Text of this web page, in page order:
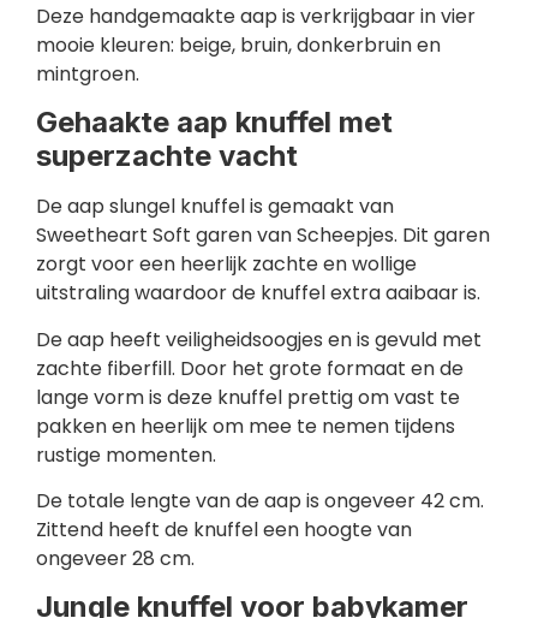
Deze handgemaakte aap is verkrijgbaar in vier
mooie kleuren: beige, bruin, donkerbruin en
mintgroen.
Gehaakte aap knuffel met
superzachte vacht
De aap slungel knuffel is gemaakt van
Sweetheart Soft garen van Scheepjes. Dit garen
zorgt voor een heerlijk zachte en wollige
uitstraling waardoor de knuffel extra aaibaar is.
De aap heeft veiligheidsoogjes en is gevuld met
zachte fiberfill. Door het grote formaat en de
lange vorm is deze knuffel prettig om vast te
pakken en heerlijk om mee te nemen tijdens
rustige momenten.
De totale lengte van de aap is ongeveer 42 cm.
Zittend heeft de knuffel een hoogte van
ongeveer 28 cm.
Jungle knuffel voor babykamer